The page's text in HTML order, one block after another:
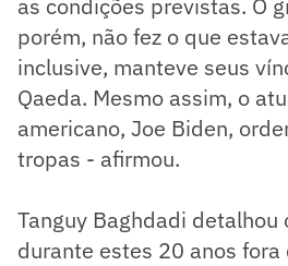
as condições previstas. O
porém, não fez o que
inclusive, manteve seus
Qaeda. Mesmo assim, o
americano, Joe Biden,
tropas - afirmou.
Tanguy Baghdadi detalhou
durante estes 20 anos fora